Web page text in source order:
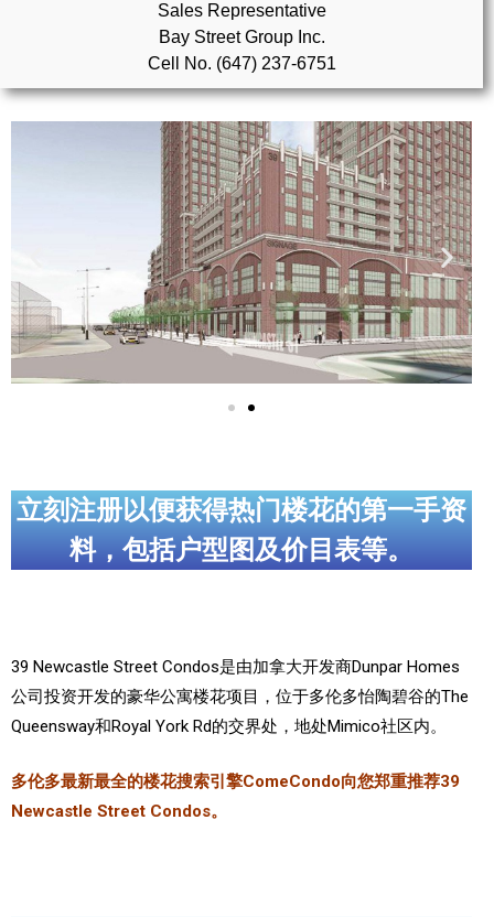
新居民
留学生指南
实用链接
加拿大房地产网站
大多伦多教育网站
大多伦多医疗机构
加拿大银行贷款机构
地产杂谈
走近加拿大
加拿大的历史文化
加拿大社会保险系统
安大略省免费医疗保险
Sales Representative
Bay Street Group Inc.
Cell No. (647) 237-6751
立刻注册以便获得热门楼花的第一手资
料，包括户型图及价目表等。
39 Newcastle Street Condos是由加拿大开发商Dunpar Homes
公司投资开发的豪华公寓楼花项目，位于多伦多怡陶碧谷的The
Queensway和Royal York Rd的交界处，地处Mimico社区内。
多伦多最新最全的楼花搜索引擎ComeCondo向您郑重推荐39
Newcastle Street Condos。